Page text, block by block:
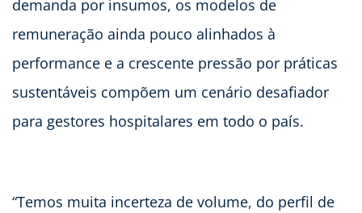
demanda por insumos, os modelos de
remuneração ainda pouco alinhados à
performance e a crescente pressão por práticas
sustentáveis compõem um cenário desafiador
para gestores hospitalares em todo o país.
“Temos muita incerteza de volume, do perfil de